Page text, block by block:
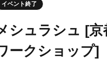
要・理念・運営体制
携事業のご案内
イベント終了
シュラシュ [京
ークショップ]